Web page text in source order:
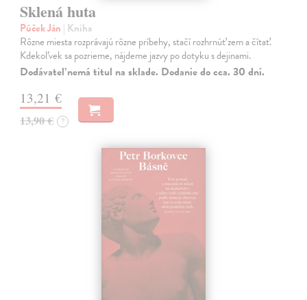
Sklená huta
Púček Ján | Kniha
Rôzne miesta rozprávajú rôzne príbehy, stačí rozhrnúť zem a čítať.
Kdekoľvek sa pozrieme, nájdeme jazvy po dotyku s dejinami.
Dodávateľ nemá titul na sklade. Dodanie do cca. 30 dní.
13,21 €
13,90 € ?